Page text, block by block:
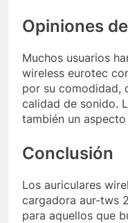
Opiniones
Muchos usuarios
wireless eurotec
por su comodidad,
calidad de sonido.
también un
Conclusión
Los auriculares
cargadora aur-tws
para aquellos que